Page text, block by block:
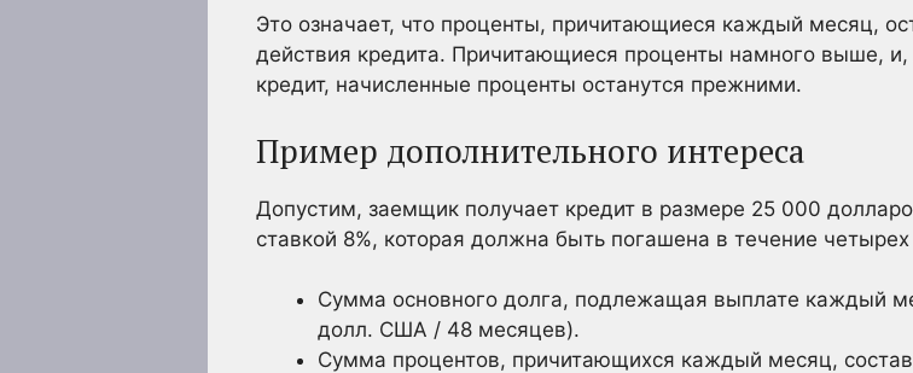
Это означает, что проценты, причитающиеся каждый месяц,
действия кредита. Причитающиеся проценты намного выше,
кредит, начисленные проценты останутся прежними.
Пример дополнительного интереса
Допустим, заемщик получает кредит в размере 25 000
ставкой 8%, которая должна быть погашена в течение четырех
Сумма основного долга, подлежащая выплате каждый
долл. США / 48 месяцев).
Сумма процентов, причитающихся каждый месяц,